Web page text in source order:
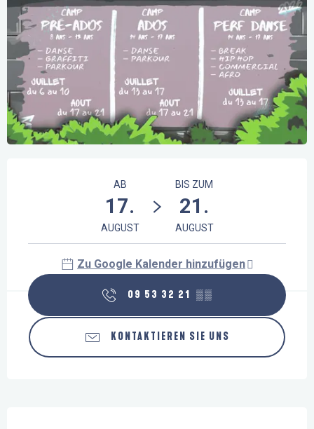
AB
17.
AUGUST
BIS ZUM
21.
AUGUST
Zu Google Kalender hinzufügen
09 53 32 21 ▒▒
KONTAKTIEREN SIE UNS